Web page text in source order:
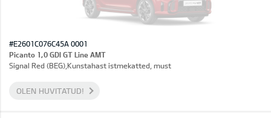
#E2601C076C45A 0001
Picanto 1,0 GDI GT Line AMT
Signal Red (BEG),Kunstahast istmekatted, must
OLEN HUVITATUD!